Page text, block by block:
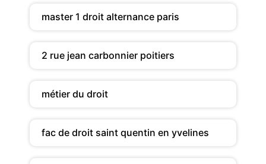
master 1 droit alternance paris
2 rue jean carbonnier poitiers
métier du droit
fac de droit saint quentin en yvelines